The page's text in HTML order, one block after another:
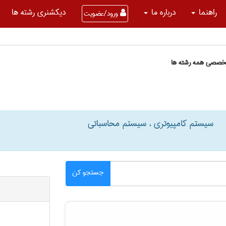
راهنما درباره ما ورود/عضویت دیکشنری رشته ها
همه رشته ها
سیستم کامپیوتری ، سیستم محاسباتی
جستجو کن